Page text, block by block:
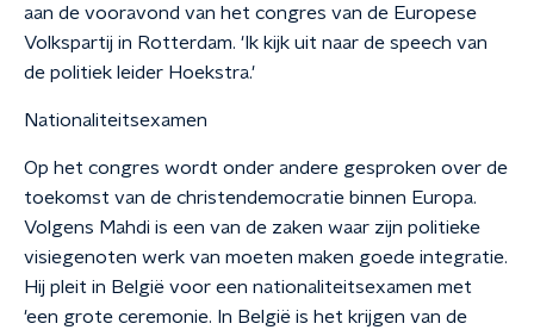
aan de vooravond van het congres van de Europese
Volkspartij in Rotterdam. 'Ik kijk uit naar de speech van
de politiek leider Hoekstra.'
Nationaliteitsexamen
Op het congres wordt onder andere gesproken over de
toekomst van de christendemocratie binnen Europa.
Volgens Mahdi is een van de zaken waar zijn politieke
visiegenoten werk van moeten maken goede integratie.
Hij pleit in België voor een nationaliteitsexamen met
'een grote ceremonie. In België is het krijgen van de